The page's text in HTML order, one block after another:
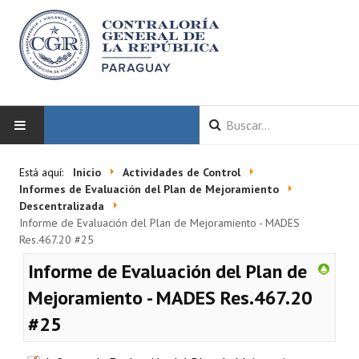
LA CGR
Autoridades
Misión y Visión
Marco Normativo
Está aquí: Inicio
Actividades de Control
Informes de Evaluación del Plan de Mejoramiento
Descentralizada
Informe de Evaluación del Plan de Mejoramiento - MADES
Res.467.20 #25
Informe de Evaluación del Plan de
Mejoramiento - MADES Res.467.20
#25